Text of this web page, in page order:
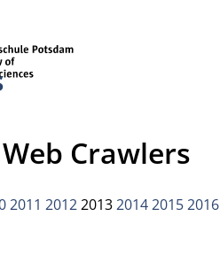
Crawlers
2011 201220132014 2015 2016